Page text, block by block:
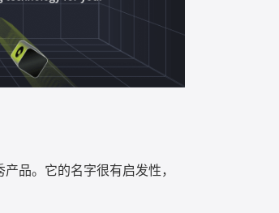
品。它的名字很有启发性，